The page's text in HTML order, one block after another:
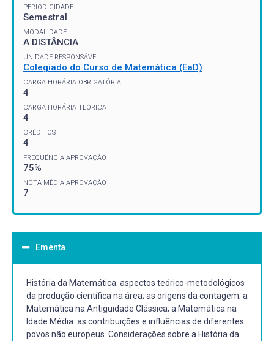
PERIODICIDADE
Semestral
MODALIDADE
A DISTÂNCIA
UNIDADE RESPONSÁVEL
Colegiado do Curso de Matemática (EaD)
CARGA HORÁRIA OBRIGATÓRIA
4
CARGA HORÁRIA TEÓRICA
4
CRÉDITOS
4
FREQUÊNCIA APROVAÇÃO
75%
NOTA MÉDIA APROVAÇÃO
7
Ementa
História da Matemática: aspectos teórico-metodológicos
da produção científica na área; as origens da contagem; a
Matemática na Antiguidade Clássica; a Matemática na
Idade Média: as contribuições e influências de diferentes
povos não europeus. Considerações sobre a História da